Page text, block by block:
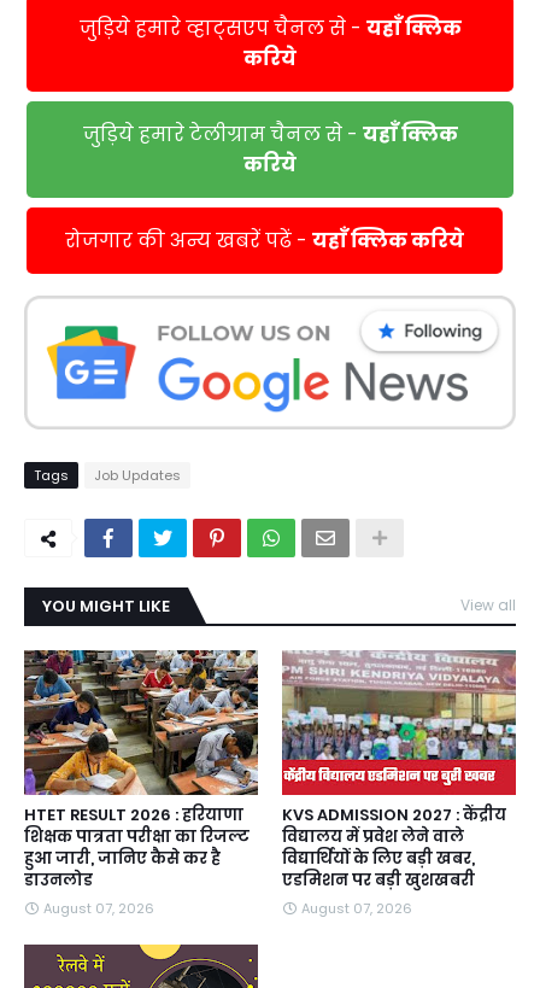
जुड़िये हमारे व्हाट्सएप चैनल से - यहाँ क्लिक
करिये
जुड़िये हमारे टेलीग्राम चैनल से - यहाँ क्लिक
करिये
रोजगार की अन्य खबरें पढें - यहाँ क्लिक करिये
Tags Job Updates
YOU MIGHT LIKE View all
HTET RESULT 2026 : हरियाणा
शिक्षक पात्रता परीक्षा का रिजल्ट
हुआ जारी, जानिए कैसे कर है
डाउनलोड
August 07, 2026
KVS ADMISSION 2027 : केंद्रीय
विद्यालय में प्रवेश लेने वाले
विद्यार्थियों के लिए बड़ी खबर,
एडमिशन पर बड़ी खुशखबरी
August 07, 2026